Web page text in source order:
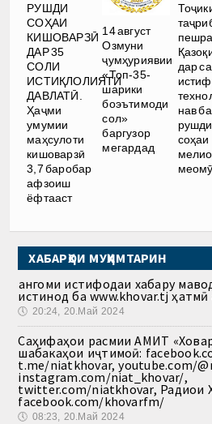
РУШДИ
СОҲАИ
КИШОВАРЗӢ
ДАР 35
СОЛИ
ИСТИҚЛОЛИЯТИ
ДАВЛАТӢ.
Ҳаҷми
умумии
маҳсулоти
кишоварзӣ
3,7 баробар
афзоиш
ёфтааст
14 август
Озмуни
ҷумҳуриявии
«Топ-35-
шарики
боэътимоди
сол»
баргузор
мегардад
дар
нав
рушди
соҳаи
ХАБАРҲОИ МУҲИМТАРИН
Ҳангоми истифодаи хабару
истинод ба www.khovar.tj ҳатмӣ
🕔 20:24, 20.Май 2024
Саҳифаҳои расмии АМИТ
шабакаҳои иҷтимоӣ:
t.me/niatkhovar, youtube.com/
instagram.com/niat_khovar/,
twitter.com/niatkhovar, Радиои
facebook.com/khovarfm/
🕔 08:23, 20.Май 2024